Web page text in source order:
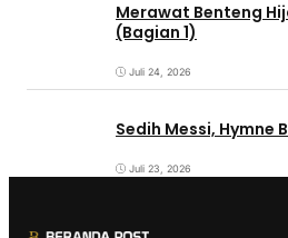
Merawat Benteng
(Bagian 1)
Juli 24, 2026
Sedih Messi, Hymne
Juli 23, 2026